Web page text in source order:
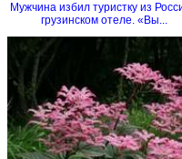
Мужчина избил туристку из
грузинском отеле. «Вы...